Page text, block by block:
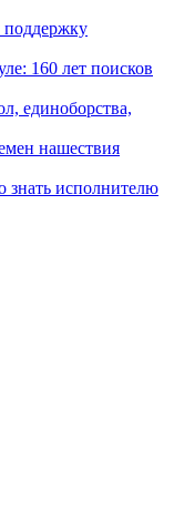
поддержку
160 лет поисков
единоборства,
нашествия
знать исполнителю